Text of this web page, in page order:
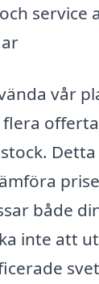
service
vår
flera
både
inte att